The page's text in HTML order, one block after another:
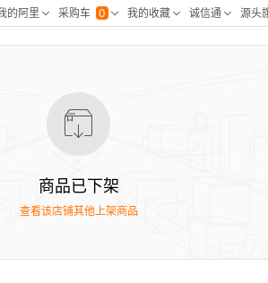
商品已下架
查看该店铺其他上架商品